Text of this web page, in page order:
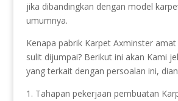
jika dibandingkan dengan model
umumnya.
Kenapa pabrik Karpet Axminster
sulit dijumpai? Berikut ini akan Kami
yang terkait dengan persoalan ini,
1. Tahapan pekerjaan pembuatan